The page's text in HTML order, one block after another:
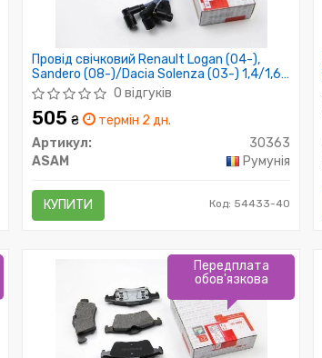
Провід свічковий Renault Logan (04-),
Sandero (08-)/Dacia Solenza (03-) 1,4/1,6
8V (30363) Asam0 відгуків
505₴
термін 2 дн.
Артикул:
30363
ASAM
Румунія
КУПИТИ Код: 54433-40
Передплата
обов'язкова